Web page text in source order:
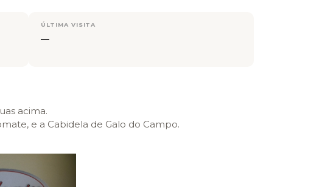
ÚLTIMA VISITA
—
acima.
e a Cabidela de Galo do Campo.